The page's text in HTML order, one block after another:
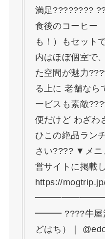
満足????????
食後のコーヒー
も！）もセット
内はほぼ個室で
た空間が魅力
る上に 老舗なら
ービスも素敵
便だけど わざわ
ひこの絶品ラン
さい???? ▼メニ
営サイトに掲載
https://
━━━ ????牛屋
どはち）｜